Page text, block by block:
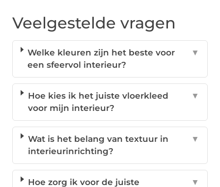
Veelgestelde vragen
Welke kleuren zijn het beste voor
een sfeervol interieur?
▼
Hoe kies ik het juiste vloerkleed
voor mijn interieur?
▼
Wat is het belang van textuur in
interieurinrichting?
▼
Hoe zorg ik voor de juiste
▼